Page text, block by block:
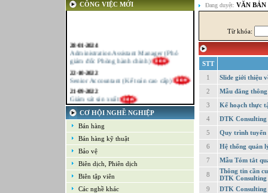
CÔNG VIỆC MỚI
28-01-2024
Administration Assistant Manager (Phó
giám đốc Phòng hành chính)
22-10-2022
Senior Accountant (Kế toán cao cấp)
21-09-2022
Giám sát sản xuất
21-09-2022
Kế toán tổng hợp – Thuế
16-09-2022
Nhân viên cao cấp NPD - Phát triển sản
phẩm mới
16-09-2022
Giám sát Mua hàng
16-09-2022
Chuyên viên CNTT /Bộ phận Hỗ trợ & Hệ
thống
CƠ HỘI NGHỀ NGHIỆP
Bán hàng
Bán hàng kỹ thuật
Bảo vệ
Biên dịch, Phiên dịch
Biên tập viên
Các nghề khác
Đang duyệt: VĂN
Từ khóa:
STT
1
Slide giới thiệu
2
Mẫu đăng
3
Kế hoạch thực
4
DTK Consulting
5
Quy trình tuyển
6
Hệ thống quản
7
Mẫu Tóm tắt
8
Thông tin cần
DTK Consulting
9
DTK